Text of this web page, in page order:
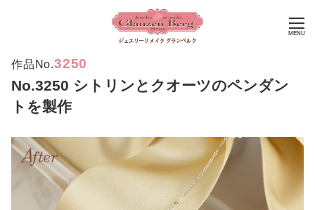
MENU
作品No.3250
No.3250 シトリンとクオーツのペンダン
トを製作